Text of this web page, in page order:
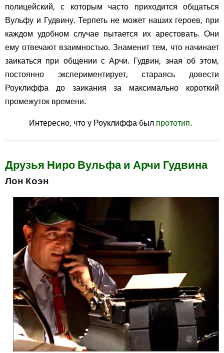
полицейский, с которым часто приходится общаться
Вульфу и Гудвину. Терпеть не может наших героев, при
каждом удобном случае пытается их арестовать. Они
ему отвечают взаимностью. Знаменит тем, что начинает
заикаться при общении с Арчи. Гудвин, зная об этом,
постоянно экспериментирует, стараясь довести
Роуклиффа до заикания за максимально короткий
промежуток времени.
Интересно, что у Роуклиффа был прототип.
Друзья Ниро Вульфа и Арчи Гудвина
Лон Коэн